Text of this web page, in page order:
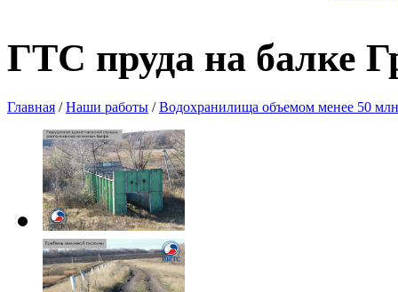
ГТС пруда на балке
Главная / Наши работы / Водохранилища объемом менее 50